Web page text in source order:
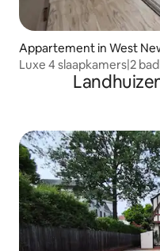
Appartement in West
Luxe 4 slaapkamers|2